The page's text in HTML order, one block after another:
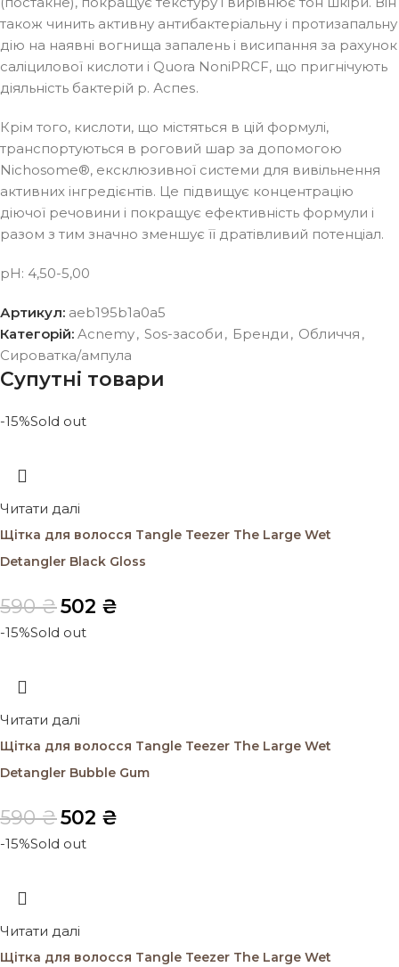
також чинить активну антибактеріальну і протизапальну
дію на наявні вогнища запалень і висипання за рахунок
саліцилової кислоти і Quora NoniPRCF, що пригнічують
діяльність бактерій р. Аспеѕ.
Крім того, кислоти, що містяться в цій формулі,
транспортуються в роговий шар за допомогою
Nichosome®, ексклюзивної системи для вивільнення
активних інгредієнтів. Це підвищує концентрацію
діючої речовини і покращує ефективність формули і
разом з тим значно зменшує її дратівливий потенціал.
рН: 4,50-5,00
Артикул: aeb195b1a0a5
Категорій: Acnemy, Sos-засоби , Бренди , Обличчя ,
Сироватка/ампула
Супутні товари
-15%Sold out
Читати далі
Щітка для волосся Tangle Teezer The Large Wet
Detangler Black Gloss
590₴502 ₴
-15%Sold out
Читати далі
Щітка для волосся Tangle Teezer The Large Wet
Detangler Bubble Gum
590₴502 ₴
-15%Sold out
Читати далі
Щітка для волосся Tangle Teezer The Large Wet